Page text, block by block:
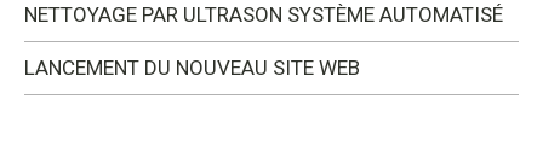
NETTOYAGE PAR ULTRASON SYSTÈME AUTOMATISÉ
LANCEMENT DU NOUVEAU SITE WEB